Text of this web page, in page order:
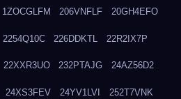
1ZOCGLFM 206VNFLF 20GH4EFO
2254Q10C 226DDKTL 22R2IX7P
22XXR3UO 232PTAJG 24AZ56D2
24XS3FEV 24YV1LVI 252T7VNK